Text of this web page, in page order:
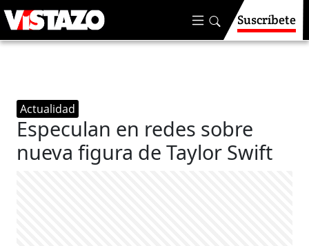
Suscríbete
Actualidad
Especulan en redes sobre
nueva figura de Taylor Swift